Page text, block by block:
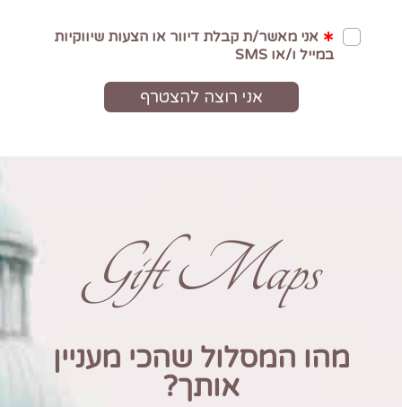
Gift Maps
מהו המסלול שהכי מעניין
אותך?